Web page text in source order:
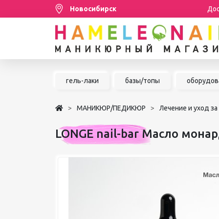
Новосибирск
Распродажа
НАРАЩИВАНИЕ РЕСНИЦ
ШУГАРИНГ/ДЕПИЛЯЦИЯ
АКСЕССУАРЫ
гель-лаки базы/топы
МАНИКЮР/ПЕДИКЮР Лечение и уход
LONGE nail-bar Масло